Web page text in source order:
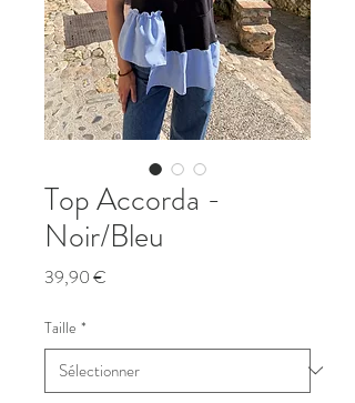
Top Accorda -
Noir/Bleu
39,90 €
Taille *